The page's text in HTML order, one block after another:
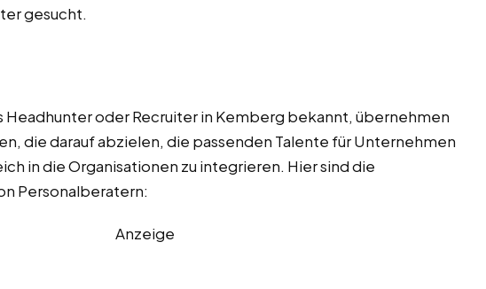
gesucht.
Headhunter oder Recruiter in Kemberg bekannt, übernehmen
die darauf abzielen, die passenden Talente für Unternehmen
in die Organisationen zu integrieren. Hier sind die
Personalberatern:
Anzeige